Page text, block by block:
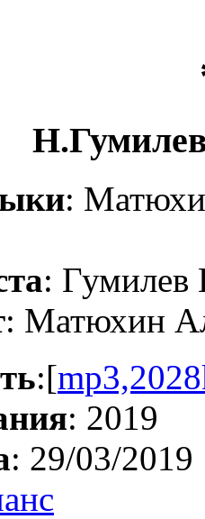
:
: Гумилев
: Матюхин
:[
: 2019
: 29/03/2019